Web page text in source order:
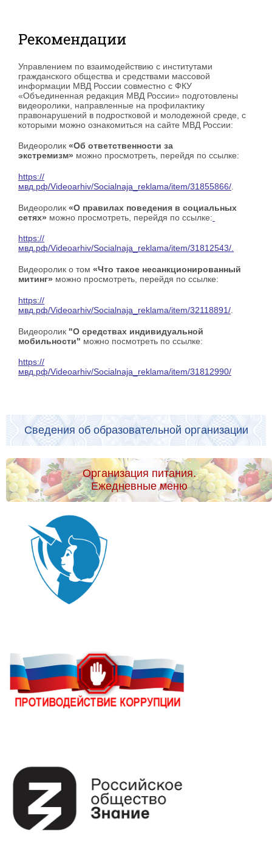
Рекомендации
Управлением по взаимодействию с институтами
гражданского общества и средствами массовой
информации МВД России совместно с ФКУ
«Объединенная редакция МВД России» подготовлены
видеоролики, направленные на профилактику
правонарушений в подростковой и молодежной среде, с
которыми можно ознакомиться на сайте МВД России:
Видеоролик «Об ответственности за
экстремизм» можно просмотреть, перейдя по ссылке:
https://
мвд.рф/Videoarhiv/Socialnaja_reklama/item/31855866/
Видеоролик «О правилах поведения в социальных
сетях» можно просмотреть, перейдя по ссылке:
https://
мвд.рф/Videoarhiv/Socialnaja_reklama/item/31812543/.
Видеоролик о том «Что такое несанкционированный
митинг» можно просмотреть, перейдя по ссылке:
https://
мвд.рф/Videoarhiv/Socialnaja_reklama/item/32118891/
Видеоролик "О средствах индивидуальной
мобильности" можно посмотреть по ссылке:
https://
мвд.рф/Videoarhiv/Socialnaja_reklama/item/31812990/
Сведения об образовательной организации
Организация питания.
Ежедневные меню